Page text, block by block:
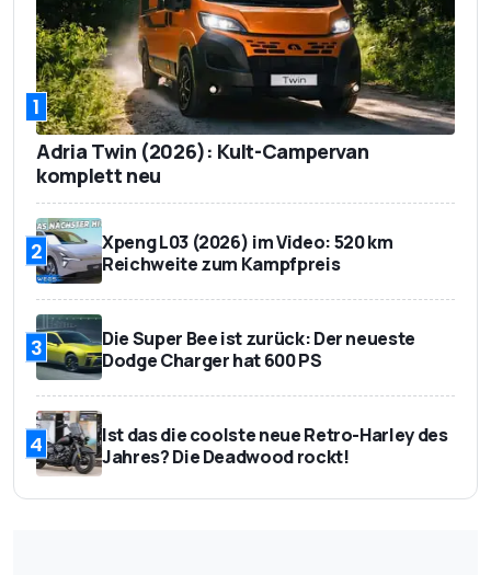
Emission
133 - 140 g CO2/km
Euro 6D-ISC-FCM
Basispreis
43.012,80 Euro (mit 16
Prozent MwSt.)
Preis des Testwagens
62.901 Euro (mit 16
1
Adria Twin (2026): Kult-Campervan
komplett neu
2
Xpeng L03 (2026) im Video: 520 km
Reichweite zum Kampfpreis
3
Die Super Bee ist zurück: Der neueste
Dodge Charger hat 600 PS
4
Ist das die coolste neue Retro-Harley des
Jahres? Die Deadwood rockt!